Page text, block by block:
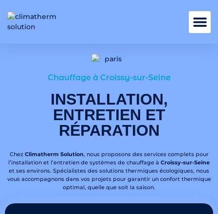
Chauffage à Croissy-sur-Seine
INSTALLATION,
ENTRETIEN ET
RÉPARATION
Chez Climatherm Solution, nous proposons des services complets pour
l’installation et l’entretien de systèmes de chauffage à Croissy-sur-Seine
et ses environs. Spécialistes des solutions thermiques écologiques, nous
vous accompagnons dans vos projets pour garantir un confort thermique
optimal, quelle que soit la saison.